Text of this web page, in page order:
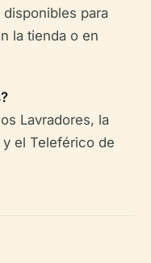
para
la tienda o en
Lavradores, la
y el Teleférico de